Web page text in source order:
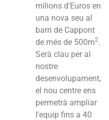
milions d'Euros en
una nova seu al
barri de Cappont
de més de 500m2.
Serà clau per al
nostre
desenvolupament,
el nou centre ens
permetrà ampliar
l'equip fins a 40